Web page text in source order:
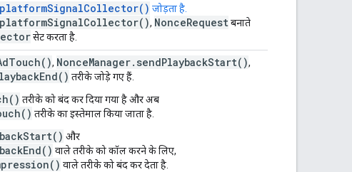
जोड़ता है.
, NonceRequestबनाते
सेट करता है.
, NonceManager.sendPlaybackStart(),
तरीके जोड़े गए हैं.
तरीके को बंद कर दिया गया है और अब
तरीके का इस्तेमाल किया जाता है.
और
वाले तरीके को कॉल करने के लिए,
वाले तरीके को बंद कर देता है.